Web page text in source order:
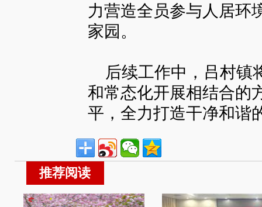
力营造全员参与人居环
家园。
后续工作中，吕村镇
和常态化开展相结合的
平，全力打造干净和谐
推荐阅读